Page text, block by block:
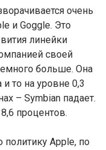
очень
и Goggle. Это
линейки
своей
больше. Она
то на уровне 0,3
– Symbian падает.
процентов.
Apple, по